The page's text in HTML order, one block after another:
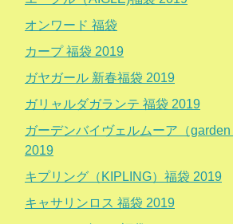
オンワード 福袋
カープ 福袋 2019
ガヤガール 新春福袋 2019
ガリャルダガランテ 福袋 2019
ガーデンバイヴェルムーア（
2019
キプリング（KIPLING）福袋 2019
キャサリンロス 福袋 2019